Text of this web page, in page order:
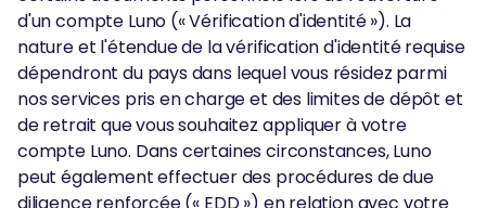
d'un compte Luno (« Vérification d'identité »). La
nature et l'étendue de la vérification d'identité requise
dépendront du pays dans lequel vous résidez parmi
nos services pris en charge et des limites de dépôt et
de retrait que vous souhaitez appliquer à votre
compte Luno. Dans certaines circonstances, Luno
peut également effectuer des procédures de due